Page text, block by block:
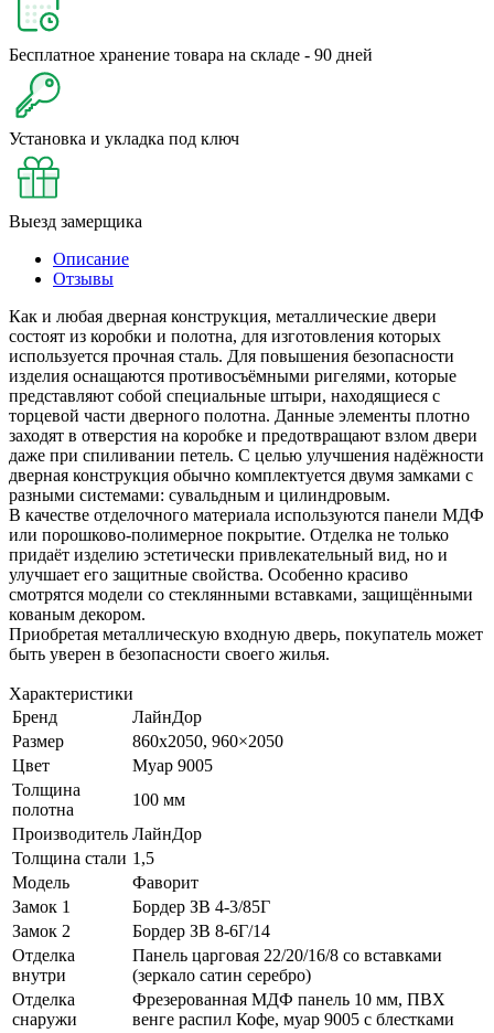
Бесплатное хранение товара на складе - 90 дней
Установка и укладка под ключ
Выезд замерщика
Описание
Отзывы
Как и любая дверная конструкция, металлические двери
состоят из коробки и полотна, для изготовления которых
используется прочная сталь. Для повышения безопасности
изделия оснащаются противосъёмными ригелями, которые
представляют собой специальные штыри, находящиеся с
торцевой части дверного полотна. Данные элементы плотно
заходят в отверстия на коробке и предотвращают взлом двери
даже при спиливании петель. С целью улучшения надёжности
дверная конструкция обычно комплектуется двумя замками с
разными системами: сувальдным и цилиндровым.
В качестве отделочного материала используются панели МДФ
или порошково-полимерное покрытие. Отделка не только
придаёт изделию эстетически привлекательный вид, но и
улучшает его защитные свойства. Особенно красиво
смотрятся модели со стеклянными вставками, защищёнными
кованым декором.
Приобретая металлическую входную дверь, покупатель может
быть уверен в безопасности своего жилья.
Характеристики
Бренд
ЛайнДор
Размер
860х2050, 960×2050
Цвет
Муар 9005
Толщина
полотна
100 мм
Производитель ЛайнДор
Толщина стали 1,5
Модель
Фаворит
Замок 1
Бордер ЗВ 4-3/85Г
Замок 2
Бордер ЗВ 8-6Г/14
Отделка
внутри
Панель царговая 22/20/16/8 со вставками
(зеркало сатин серебро)
Отделка
снаружи
Фрезерованная МДФ панель 10 мм, ПВХ
венге распил Кофе, муар 9005 с блестками